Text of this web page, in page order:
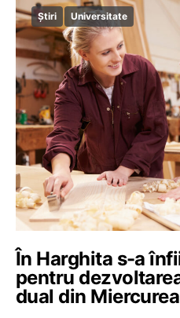
Știri Universitate
În Harghita s-a
pentru
dual din